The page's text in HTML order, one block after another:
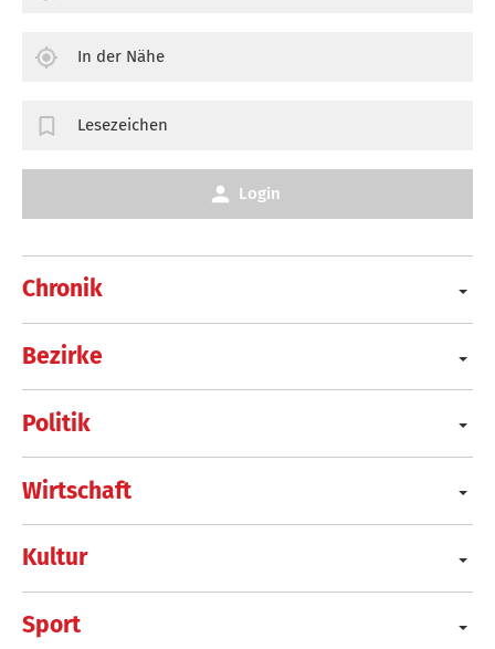
Chronik
Bezirke
Politik
Wirtschaft
Kultur
Sport
In der Nähe
Lesezeichen
Login